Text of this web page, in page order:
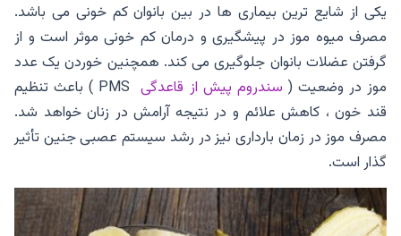
یکی از شایع ترین بیماری ها در بین بانوان کم خونی می باشد.
مصرف میوه موز در پیشگیری و درمان کم خونی موثر است و از
گرفتن عضلات بانوان جلوگیری می کند. همچنین خوردن یک عدد
موز در وضعیت ( سندروم پیش از قاعدگی
PMS ) باعث تنظیم
قند خون ، کاهش علائم و در نتیجه آرامش در زنان خواهد شد.
مصرف موز در زمان بارداری نیز در رشد سیستم عصبی جنین تأثیر
گذار است.